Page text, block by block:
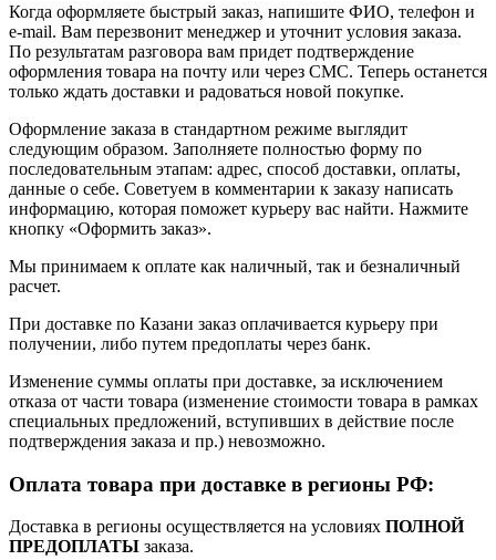
Когда оформляете быстрый заказ, напишите ФИО, телефон и
e-mail. Вам перезвонит менеджер и уточнит условия заказа.
По результатам разговора вам придет подтверждение
оформления товара на почту или через СМС. Теперь останется
только ждать доставки и радоваться новой покупке.
Оформление заказа в стандартном режиме выглядит
следующим образом. Заполняете полностью форму по
последовательным этапам: адрес, способ доставки, оплаты,
данные о себе. Советуем в комментарии к заказу написать
информацию, которая поможет курьеру вас найти. Нажмите
кнопку «Оформить заказ».
Мы принимаем к оплате как наличный, так и безналичный
расчет.
При доставке по Казани заказ оплачивается курьеру при
получении, либо путем предоплаты через банк.
Изменение суммы оплаты при доставке, за исключением
отказа от части товара (изменение стоимости товара в рамках
специальных предложений, вступивших в действие после
подтверждения заказа и пр.) невозможно.
Оплата товара при доставке в регионы РФ:
Доставка в регионы осуществляется на условиях ПОЛНОЙ
ПРЕДОПЛАТЫ заказа.